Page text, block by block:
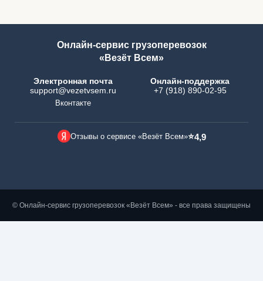
Онлайн-сервис грузоперевозок
«Везёт Всем»
Электронная почта
support@vezetvsem.ru
Вконтакте
Онлайн-поддержка
+7 (918) 890-02-95
Отзывы о сервисе «Везёт Всем»⭐4,9
© Онлайн-сервис грузоперевозок «Везёт Всем» - все права защищены